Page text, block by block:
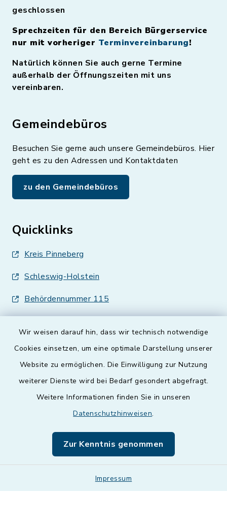
Wir weisen darauf hin, dass wir technisch notwendige
Cookies einsetzen, um eine optimale Darstellung unserer
Website zu ermöglichen. Die Einwilligung zur Nutzung
weiterer Dienste wird bei Bedarf gesondert abgefragt.
Weitere Informationen finden Sie in unseren
Datenschutzhinweisen.
Zur Kenntnis genommen
Impressum
geschlossen
Sprechzeiten für den Bereich Bürgerservice
nur mit vorheriger Terminvereinbarung!
Natürlich können Sie auch gerne Termine
außerhalb der Öffnungszeiten mit uns
vereinbaren.
Gemeindebüros
Besuchen Sie gerne auch unsere Gemeindebüros. Hier
geht es zu den Adressen und Kontaktdaten
zu den Gemeindebüros
Quicklinks
Kreis Pinneberg
Schleswig-Holstein
Behördennummer 115
Barrierefreiheit
Impressum
Sitemap